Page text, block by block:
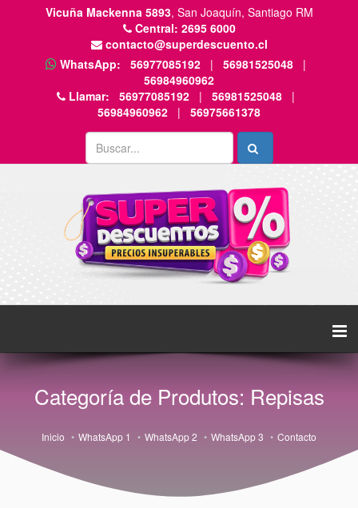
Vicuña Mackenna 5893, San Joaquín, Santiago RM
Central: 2695 6000
contacto@superdescuento.cl
WhatsApp:
56977085192 | 56981525048
|
56984960962
Llamar:
56977085192 | 56981525048
|
56984960962
| 56975661378
Categoría de Produtos: Repisas
Inicio WhatsApp 1 WhatsApp 2 WhatsApp 3 Contacto